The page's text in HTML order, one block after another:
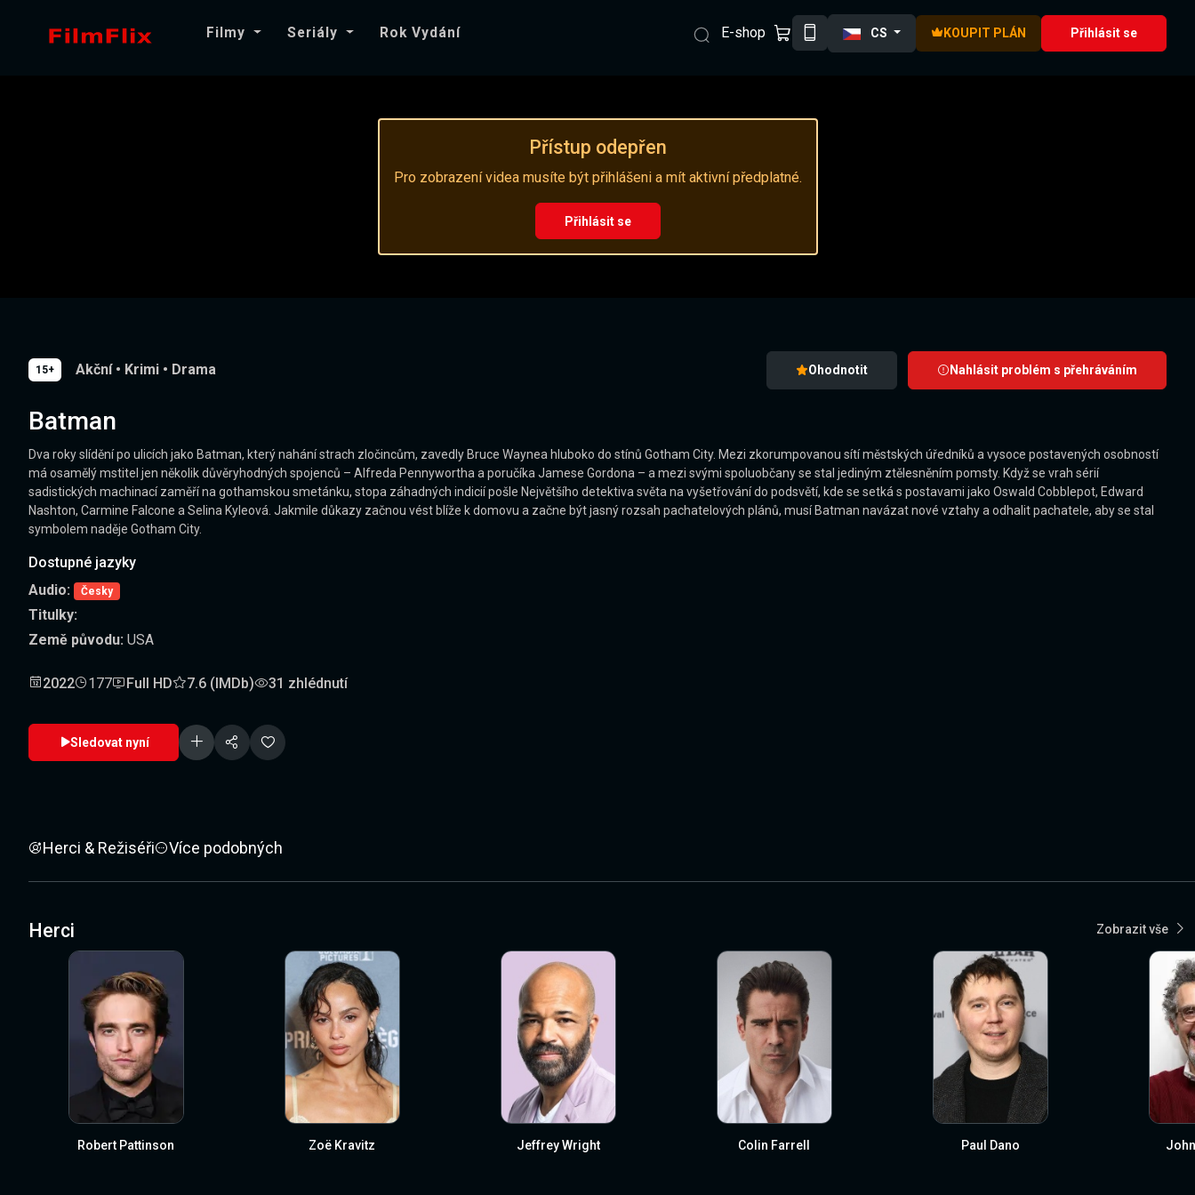
Filmy Seriály Rok Vydání E-shop CS KOUPIT PLÁN Přihlásit se
Přístup odepřen
Pro zobrazení videa musíte být přihlášeni a mít aktivní předplatné.
Přihlásit se
15+ Akční • Krimi • Drama Ohodnotit Nahlásit problém s přehráváním
Batman
Dva roky slídění po ulicích jako Batman, který nahání strach zločincům, zavedly Bruce Waynea hluboko do stínů Gotham City. Mezi zkorumpovanou sítí městských úředníků a vysoce postavených osobností
má osamělý mstitel jen několik důvěryhodných spojenců – Alfreda Pennywortha a poručíka Jamese Gordona – a mezi svými spoluobčany se stal jediným ztělesněním pomsty. Když se vrah sérií
sadistických machinací zaměří na gothamskou smetánku, stopa záhadných indicií pošle Největšího detektiva světa na vyšetřování do podsvětí, kde se setká s postavami jako Oswald Cobblepot, Edward
Nashton, Carmine Falcone a Selina Kyleová. Jakmile důkazy začnou vést blíže k domovu a začne být jasný rozsah pachatelových plánů, musí Batman navázat nové vztahy a odhalit pachatele, aby se stal
symbolem naděje Gotham City.
Dostupné jazyky
Audio:
Česky
Titulky:
Země původu: USA
2022 177 Full HD 7.6 (IMDb) 31 zhlédnutí
Sledovat nyní
Herci & Režiséři Více podobných
Herci Zobrazit vše
Robert Pattinson Zoë Kravitz Jeffrey Wright Colin Farrell Paul Dano